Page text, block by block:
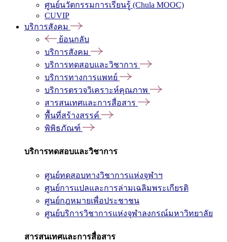
ศูนย์นวัตกรรมการเรียนรู้ (Chula MOOC)
CUVIP
บริการสังคม
ย้อนกลับ
บริการสังคม
บริการทดสอบและวิชาการ
บริการทางการแพทย์
บริการตรวจวิเคราะห์คุณภาพ
สารสนเทศและการสื่อสาร
พื้นที่สร้างสรรค์
พิพิธภัณฑ์
บริการทดสอบและวิชาการ
ศูนย์ทดสอบทางวิชาการแห่งจุฬาฯ
ศูนย์การแปลและการล่ามเฉลิมพระเกียรติ
ศูนย์กฎหมายเพื่อประชาชน
ศูนย์บริการวิชาการแห่งจุฬาลงกรณ์มหาวิทยาลัย
สารสนเทศและการสื่อสาร